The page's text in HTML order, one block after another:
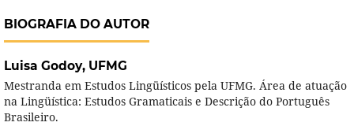
BIOGRAFIA DO AUTOR
Luisa Godoy, UFMG
Mestranda em Estudos Lingüísticos pela UFMG. Área de atuação
na Lingüística: Estudos Gramaticais e Descrição do Português
Brasileiro.